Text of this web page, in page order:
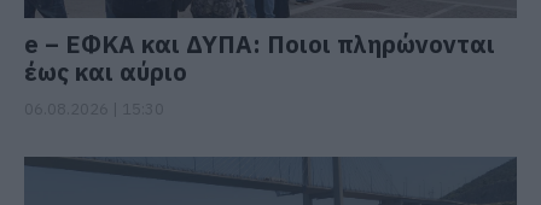
e – ΕΦΚΑ και ΔΥΠΑ: Ποιοι πληρώνονται
έως και αύριο